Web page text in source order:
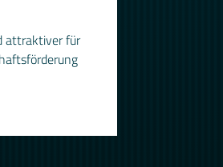
attraktiver für